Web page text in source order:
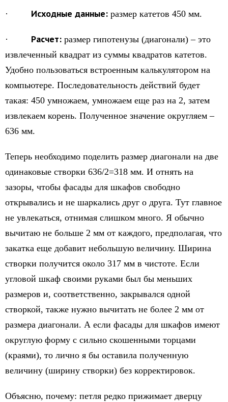
· Исходные данные: размер катетов 450 мм.
· Расчет: размер гипотенузы (диагонали) – это
извлеченный квадрат из суммы квадратов катетов.
Удобно пользоваться встроенным калькулятором на
компьютере. Последовательность действий будет
такая: 450 умножаем, умножаем еще раз на 2, затем
извлекаем корень. Полученное значение округляем –
636 мм.
Теперь необходимо поделить размер диагонали на две
одинаковые створки 636/2=318 мм. И отнять на
зазоры, чтобы фасады для шкафов свободно
открывались и не шаркались друг о друга. Тут главное
не увлекаться, отнимая слишком много. Я обычно
вычитаю не больше 2 мм от каждого, предполагая, что
закатка еще добавит небольшую величину. Ширина
створки получится около 317 мм в чистоте. Если
угловой шкаф своими руками был бы меньших
размеров и, соответственно, закрывался одной
створкой, также нужно вычитать не более 2 мм от
размера диагонали. А если фасады для шкафов имеют
округлую форму с сильно скошенными торцами
(краями), то лично я бы оставила полученную
величину (ширину створки) без корректировок.
Объясню, почему: петля редко прижимает дверцу